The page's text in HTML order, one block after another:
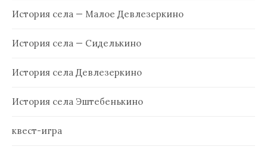
История села — Малое Девлезеркино
История села — Сиделькино
История села Девлезеркино
История села Эштебенькино
квест-игра